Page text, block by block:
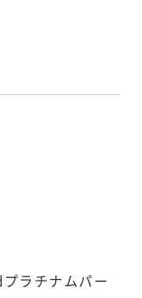
ラチナムパー